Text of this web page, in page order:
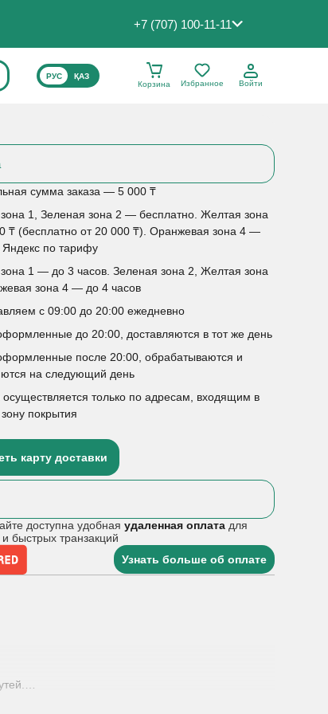
+7 (707) 100-11-11
ВЫБЕРИТЕ ЯЗЫК САЙТА
РУС
ҚАЗ
Корзина
Избранное Войти
сумма заказа — 5 000 ₸
1, Зеленая зона 2 — бесплатно. Желтая зона
₸ (бесплатно от 20 000 ₸). Оранжевая зона 4 —
Яндекс по тарифу
1 — до 3 часов. Зеленая зона 2, Желтая зона
зона 4 — до 4 часов
с 09:00 до 20:00 ежедневно
до 20:00, доставляются в тот же день
после 20:00, обрабатываются и
на следующий день
осуществляется только по адресам, входящим в
покрытия
карту доставки
доступна удобнаяудаленная оплата для
быстрых транзакций
Узнать больше об оплате